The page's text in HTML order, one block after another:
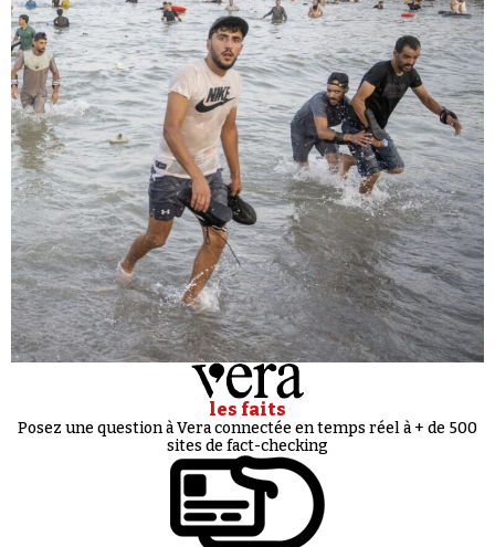
les faits
Posez une question à Vera connectée en temps réel à + de 500
sites de fact-checking